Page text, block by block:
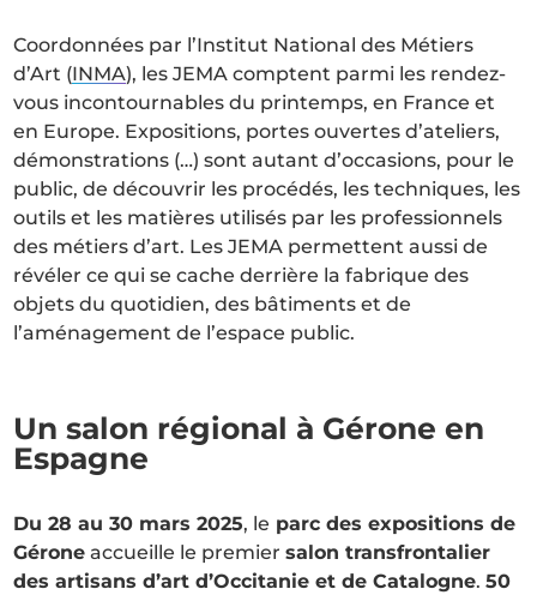
Coordonnées par l’Institut National des Métiers
d’Art (INMA), les JEMA comptent parmi les rendez-
vous incontournables du printemps, en France et
en Europe. Expositions, portes ouvertes d’ateliers,
démonstrations (…) sont autant d’occasions, pour le
public, de découvrir les procédés, les techniques, les
outils et les matières utilisés par les professionnels
des métiers d’art. Les JEMA permettent aussi de
révéler ce qui se cache derrière la fabrique des
objets du quotidien, des bâtiments et de
l’aménagement de l’espace public.
Un salon régional à Gérone en
Espagne
Du 28 au 30 mars 2025, le parc des expositions de
Gérone accueille le premiersalon transfrontalier
des artisans d’art d’Occitanie et de Catalogne.50